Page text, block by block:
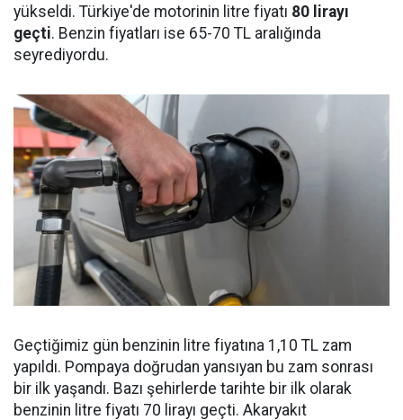
yükseldi. Türkiye'de motorinin litre fiyatı 80 lirayı
geçti. Benzin fiyatları ise 65-70 TL aralığında
seyrediyordu.
Geçtiğimiz gün benzinin litre fiyatına 1,10 TL zam
yapıldı. Pompaya doğrudan yansıyan bu zam sonrası
bir ilk yaşandı. Bazı şehirlerde tarihte bir ilk olarak
benzinin litre fiyatı 70 lirayı geçti. Akaryakıt